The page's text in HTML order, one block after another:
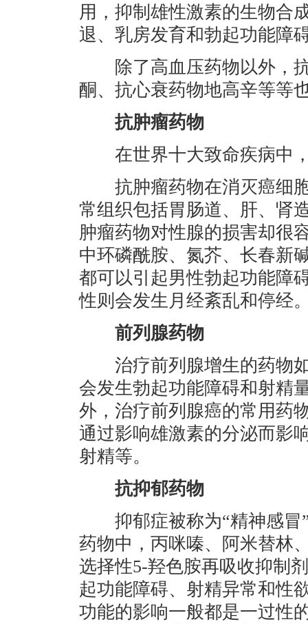
用，抑制雄性激素的生物合
退、乳房发育和勃起功能障
除了高血压药物以外，抗
酮、抗心衰药物地高辛等等
抗肿瘤药物
在世界十大致命疾病中
抗肿瘤药物在消灭癌细胞
常组织包括胃肠道、肝、肾
肿瘤药物对性腺的损害却很
中环磷酰胺、氮芥、长春新
都可以引起男性勃起功能障
性则会发生月经紊乱和停经
前列腺药物
治疗前列腺增生的药物如
会发生勃起功能障碍和射精
外，治疗前列腺癌的常用药
通过影响雄激素的分泌而影
射精等。
抗抑郁药物
抑郁症被称为“精神感冒”
药物中，丙咪嗪、阿米替林
选择性5-羟色胺再吸收抑制
起功能障碍、射精异常和性
功能的影响一般都是一过性